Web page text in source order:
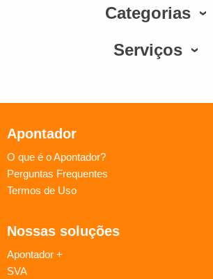
Categorias
Serviços
Apontador
O que é o Apontador?
Perguntas Frequentes
Termos de Uso
Nossas soluções
Apontador +
SVA